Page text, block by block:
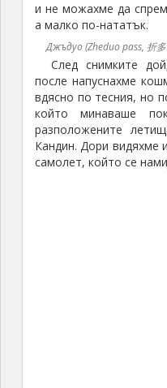
и не можахме да
а малко по-нататък.
Джъдуо (Zheduo pass, 折
След снимките
после напуснахме
вдясно по тесния, но
който минаваше
разположените
Кандин. Дори видяхме
самолет, който се